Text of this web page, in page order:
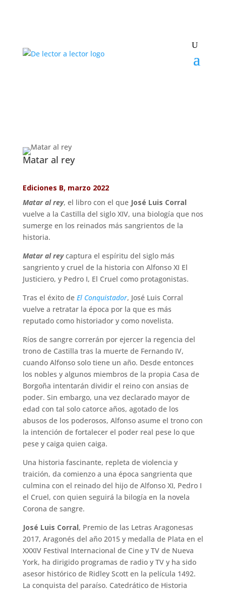
Matar al rey
Ediciones B, marzo 2022
Matar al rey, el libro con el que José Luis Corral
vuelve a la Castilla del siglo XIV, una biología que nos
sumerge en los reinados más sangrientos de la
historia.
Matar al reycaptura el espíritu del siglo más
sangriento y cruel de la historia con Alfonso XI El
Justiciero, y Pedro I, El Cruel como protagonistas.
Tras el éxito de El Conquistador, José Luis Corral
vuelve a retratar la época por la que es más
reputado como historiador y como novelista.
Ríos de sangre correrán por ejercer la regencia del
trono de Castilla tras la muerte de Fernando IV,
cuando Alfonso solo tiene un año. Desde entonces
los nobles y algunos miembros de la propia Casa de
Borgoña intentarán dividir el reino con ansias de
poder. Sin embargo, una vez declarado mayor de
edad con tal solo catorce años, agotado de los
abusos de los poderosos, Alfonso asume el trono con
la intención de fortalecer el poder real pese lo que
pese y caiga quien caiga.
Una historia fascinante, repleta de violencia y
traición, da comienzo a una época sangrienta que
culmina con el reinado del hijo de Alfonso XI, Pedro I
el Cruel, con quien seguirá la bilogía en la novela
Corona de sangre.
José Luis Corral, Premio de las Letras Aragonesas
2017, Aragonés del año 2015 y medalla de Plata en el
XXXIV Festival Internacional de Cine y TV de Nueva
York, ha dirigido programas de radio y TV y ha sido
asesor histórico de Ridley Scott en la película 1492.
La conquista del paraíso. Catedrático de Historia